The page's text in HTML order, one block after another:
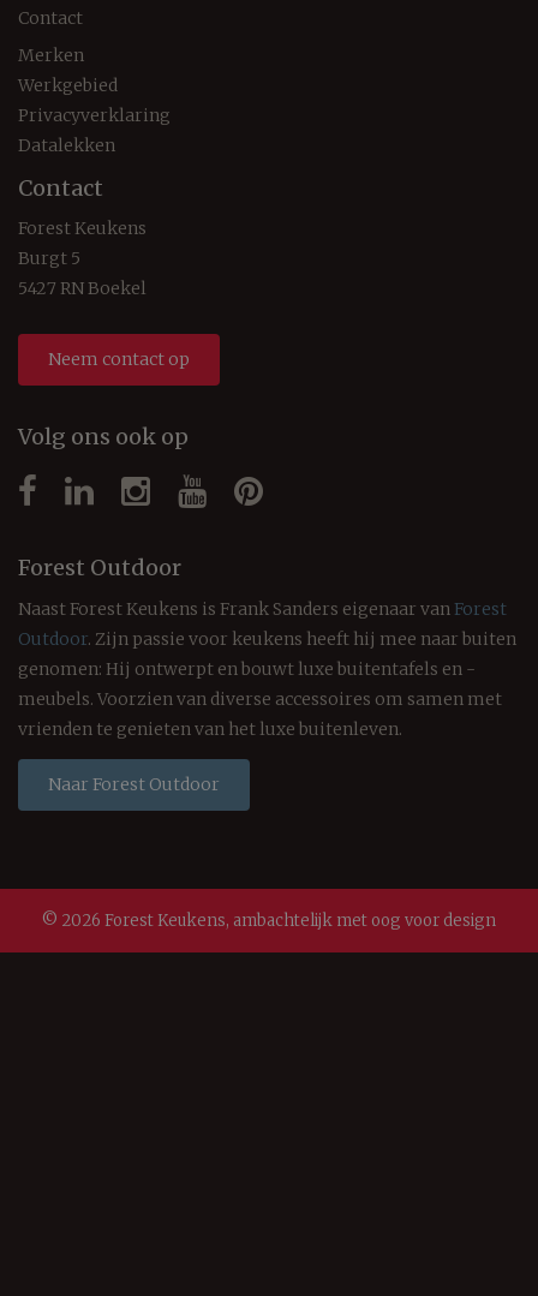
Contact
Merken
Werkgebied
Privacyverklaring
Datalekken
Contact
Forest Keukens
Burgt 5
5427 RN Boekel
Neem contact op
Volg ons ook op
Forest Outdoor
Naast Forest Keukens is Frank Sanders eigenaar van Forest
Outdoor. Zijn passie voor keukens heeft hij mee naar buiten
genomen: Hij ontwerpt en bouwt luxe buitentafels en -
meubels. Voorzien van diverse accessoires om samen met
vrienden te genieten van het luxe buitenleven.
Naar Forest Outdoor
© 2026 Forest Keukens, ambachtelijk met oog voor design